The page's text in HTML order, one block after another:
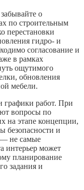
о
по строительным
перестановки
гидро- и
согласование и
в рамках
ощутимого
обновления
мебели.
графики работ. При
вопросы по
на этапе концепции,
безопасности и
— не самые
интерьер может
планирование
задания и